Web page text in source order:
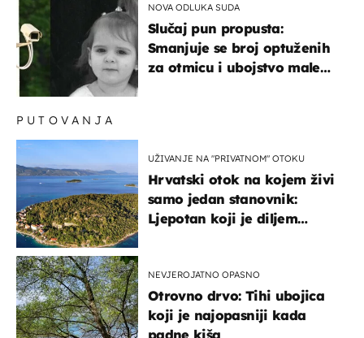
NOVA ODLUKA SUDA
Slučaj pun propusta:
Smanjuje se broj optuženih
za otmicu i ubojstvo male
PUTOVANJA
UŽIVANJE NA "PRIVATNOM" OTOKU
Hrvatski otok na kojem živi
samo jedan stanovnik:
Ljepotan koji je diljem
NEVJEROJATNO OPASNO
Otrovno drvo: Tihi ubojica
koji je najopasniji kada
padne kiša